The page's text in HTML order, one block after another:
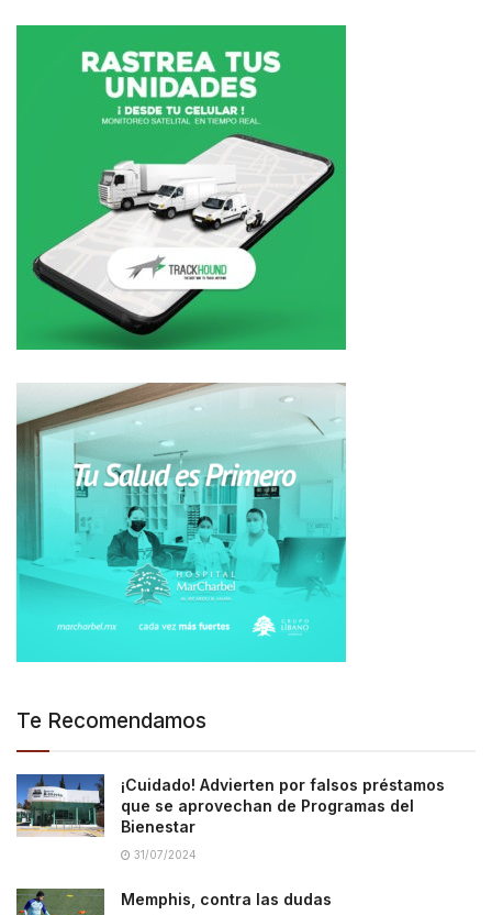
Te Recomendamos
¡Cuidado! Advierten por falsos préstamos
que se aprovechan de Programas del
Bienestar
31/07/2024
Memphis, contra las dudas